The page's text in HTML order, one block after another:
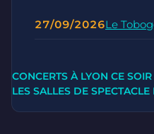
27/09/2026Le
CONCERTS À LYON CE SOIR
LES SALLES DE